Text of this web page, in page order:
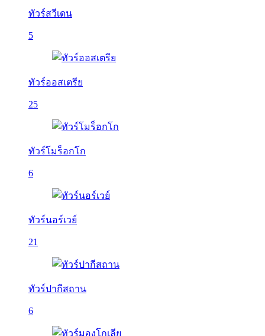
ทัวร์สวีเดน
5
ทัวร์ออสเตรีย
25
ทัวร์โมร็อกโก
6
ทัวร์นอร์เวย์
21
ทัวร์ปากีสถาน
6